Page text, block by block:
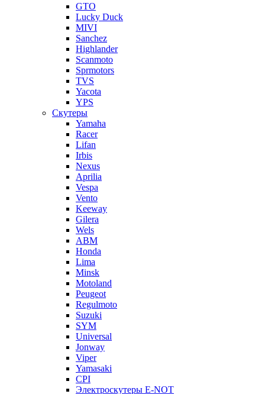
GTO
Lucky Duck
MIVI
Sanchez
Highlander
Scanmoto
Sprmotors
TVS
Yacota
YPS
Скутеры
Yamaha
Racer
Lifan
Irbis
Nexus
Aprilia
Vespa
Vento
Keeway
Gilera
Wels
ABM
Honda
Lima
Minsk
Motoland
Peugeot
Regulmoto
Suzuki
SYM
Universal
Jonway
Viper
Yamasaki
CPI
Электроскутеры E-NOT